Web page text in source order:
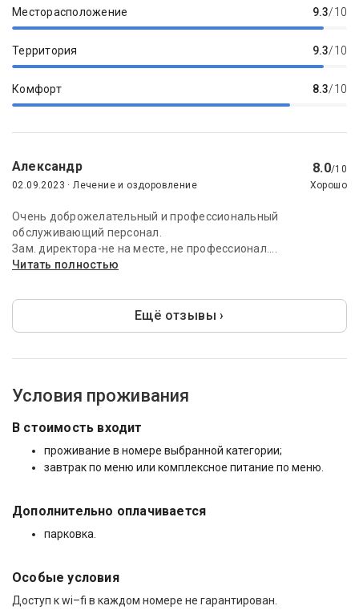
Месторасположение 9.3/10
Территория 9.3/10
Комфорт 8.3/10
Александр 8.0/10
02.09.2023 · Лечение и оздоровление
Хорошо
Очень доброжелательный и профессиональный
обслуживающий персонал.
Зам. директора-не на месте, не профессионал....
Читать полностью
Ещё отзывы ›
Условия проживания
В стоимость входит
проживание в номере выбранной категории;
завтрак по меню или комплексное питание по меню.
Дополнительно оплачивается
парковка.
Особые условия
Доступ к wi–fi в каждом номере не гарантирован.